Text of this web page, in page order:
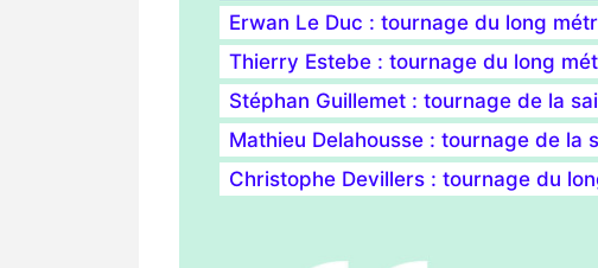
Erwan Le Duc : tournage du long
Thierry Estebe : tournage du long
Stéphan Guillemet : tournage de la
Mathieu Delahousse : tournage de la
Christophe Devillers : tournage du